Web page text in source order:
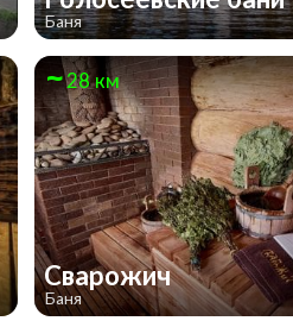
Баня
28 км
Сварожич
Баня